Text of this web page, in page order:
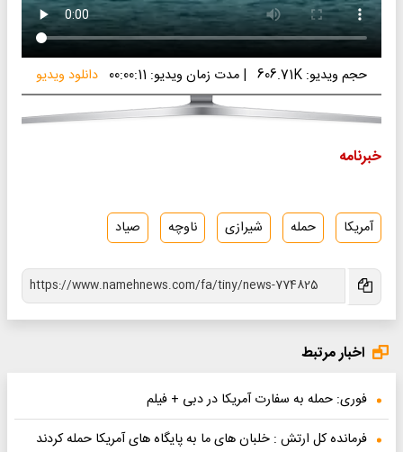
حجم ویدیو: 606.71K | مدت زمان ویدیو: 00:00:11 دانلود ویدیو
خبرنامه
آمریکا حمله شیرازی ناوچه صیاد
اخبار مرتبط
فوری: حمله به سفارت آمریکا در دبی + فیلم
فرمانده کل ارتش : خلبان های ما به پایگاه های آمریکا حمله کردند